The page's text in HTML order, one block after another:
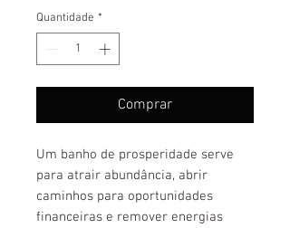
Quantidade *
Comprar
Um banho de prosperidade serve
para atrair abundância, abrir
caminhos para oportunidades
financeiras e remover energias